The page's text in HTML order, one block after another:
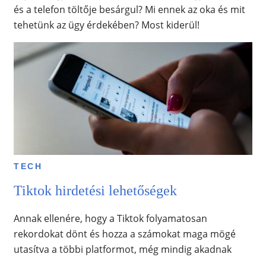
és a telefon töltője besárgul? Mi ennek az oka és mit
tehetünk az ügy érdekében? Most kiderül!
TECH
Tiktok hirdetési lehetőségek
Annak ellenére, hogy a Tiktok folyamatosan
rekordokat dönt és hozza a számokat maga mögé
utasítva a többi platformot, még mindig akadnak